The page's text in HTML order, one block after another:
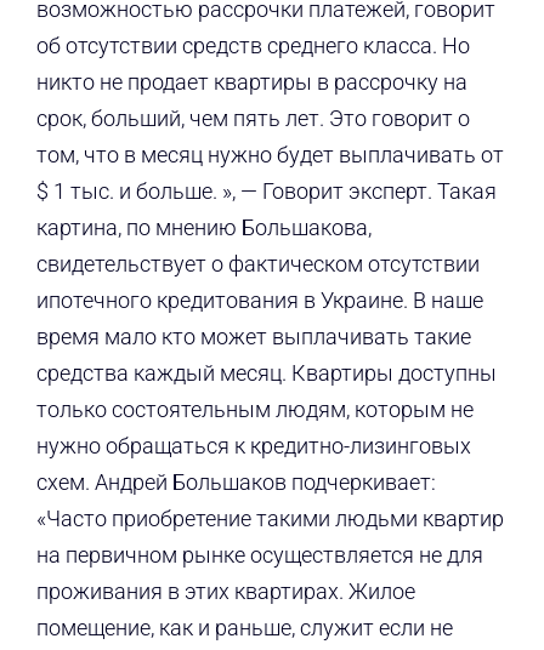
возможностью рассрочки платежей, говорит
об отсутствии средств среднего класса. Но
никто не продает квартиры в рассрочку на
срок, больший, чем пять лет. Это говорит о
том, что в месяц нужно будет выплачивать от
$ 1 тыс. и больше. », — Говорит эксперт. Такая
картина, по мнению Большакова,
свидетельствует о фактическом отсутствии
ипотечного кредитования в Украине. В наше
время мало кто может выплачивать такие
средства каждый месяц. Квартиры доступны
только состоятельным людям, которым не
нужно обращаться к кредитно-лизинговых
схем. Андрей Большаков подчеркивает:
«Часто приобретение такими людьми квартир
на первичном рынке осуществляется не для
проживания в этих квартирах. Жилое
помещение, как и раньше, служит если не